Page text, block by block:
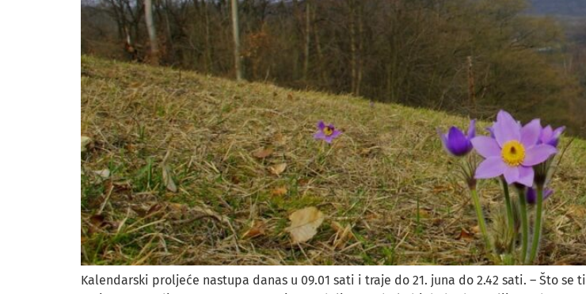
Kalendarski proljeće nastupa danas u 09.01 sati i traje do 21. juna do 2.42 sati. – Što